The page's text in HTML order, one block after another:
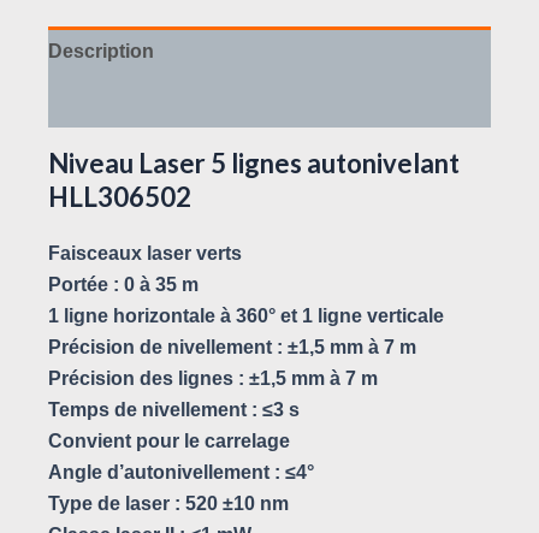
Description
Niveau Laser 5 lignes autonivelant
HLL306502
Faisceaux laser verts
Portée : 0 à 35 m
1 ligne horizontale à 360° et 1 ligne verticale
Précision de nivellement : ±1,5 mm à 7 m
Précision des lignes : ±1,5 mm à 7 m
Temps de nivellement : ≤3 s
Convient pour le carrelage
Angle d’autonivellement : ≤4°
Type de laser : 520 ±10 nm